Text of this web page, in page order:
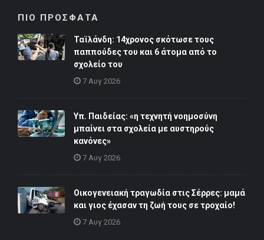
ΠΙΟ ΠΡΟΣΦΑΤΑ
Ταϊλάνδη: 14χρονος σκότωσε τους
παππούδες του και 6 άτομα από το
σχολείο του
7 Αυγ 2026
Υπ. Παιδείας: «η τεχνητή νοημοσύνη
μπαίνει στα σχολεία με αυστηρούς
κανόνες»
7 Αυγ 2026
Οικογενειακή τραγωδία στις Σέρρες: μαμά
και γιος έχασαν τη ζωή τους σε τροχαίο!
7 Αυγ 2026